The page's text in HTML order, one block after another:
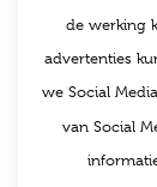
de werking
advertenties
we Social
van Social